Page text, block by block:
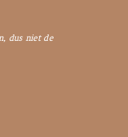
dus niet de